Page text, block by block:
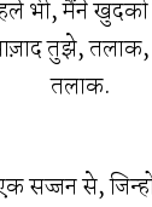
भी, मैंने
तुझे,
तलाक.
सज्जन से,